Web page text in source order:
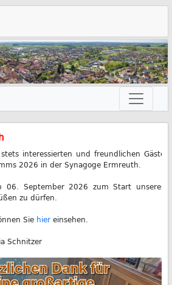
Terminbuchungim
Einwohnermeldeamt
in­ter­es­sier­ten und freund­li­chen Gäs­te
2026 in der Syn­ago­ge Erm­reuth.
Sep­tem­ber 2026 zum Start un­se­res
zu dür­fen.
Sie hier ein­se­hen.
Schnit­zer